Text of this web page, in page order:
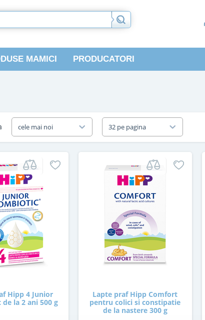
MAMICI PRODUCATORI
cele mai noi 32 pe pagina
Hipp 4 Junior
la 2 ani 500 g
Lapte praf Hipp Comfort
pentru colici si constipatie
de la nastere 300 g